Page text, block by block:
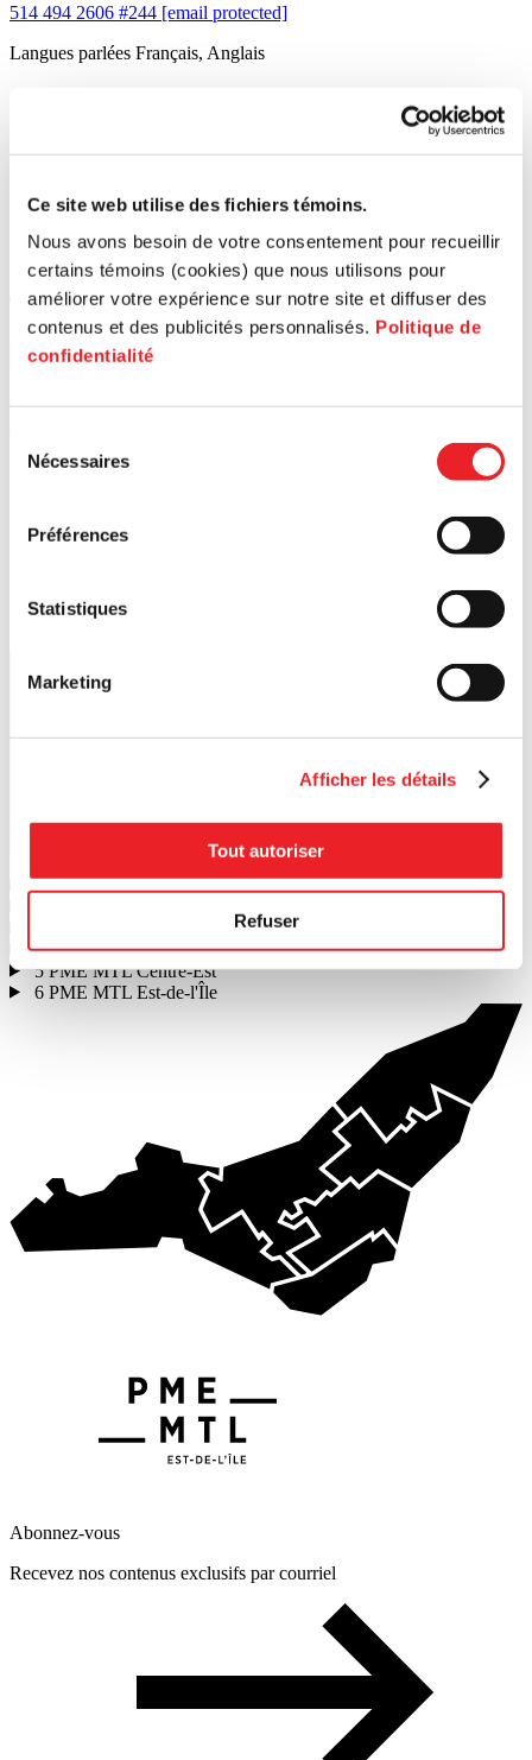
Ce site web utilise des fichiers témoins.
Nous avons besoin de votre consentement pour recueillir
certains témoins (cookies) que nous utilisons pour
améliorer votre expérience sur notre site et diffuser des
contenus et des publicités personnalisés. Politique de
confidentialité
Nécessaires
Préférences
Statistiques
Marketing
Afficher les détails
Tout autoriser
Refuser
514 494 2606 #244 [email protected]
Langues parlées Français, Anglais
Trouvez le bon territoire pour vous
accompagner
MTL, veuillez entrer le code postal de votre entreprise ou
Rechercher un code postal
1 PME MTL Ouest-de-l'Île
PME MTL Grand Sud-Ouest
4 PME MTL Centre-Ville
5 PME MTL Centre-Est
6 PME MTL Est-de-l'Île
Abonnez-vous
Recevez nos contenus exclusifs par courriel